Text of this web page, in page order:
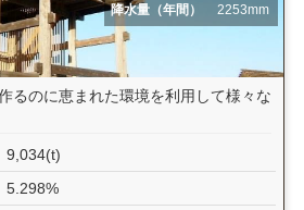
降水量（年間）
2253mm
るのに恵まれた環境を利用して様々な
9,034(t)
5.298%